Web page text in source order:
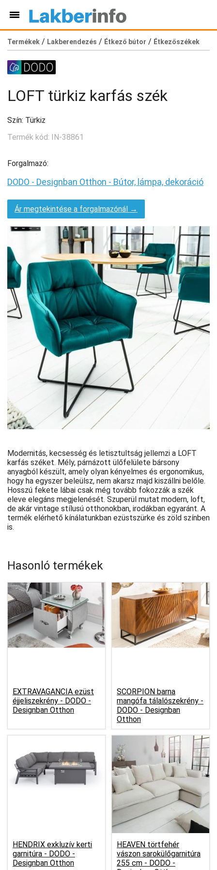
Termékek / Lakberendezés / Étkező bútor / Étkezőszékek
LOFT türkiz karfás szék
Szín: Türkiz
Termék kód: IN-38861
Forgalmazó:
DODO - Designban Otthon - Bútor, lámpa, dekoráció
Ár megtekintése a forgalmazónál →
Modernitás, kecsesség és letisztultság jellemzi a LOFT
karfás széket. Mély, párnázott ülőfelülete bársony
anyagból készült, amely olyan kényelmes és ergonomikus,
hogy ha egyszer beleülsz, nem akarsz majd kiszállni belőle.
Hosszú fekete lábai csak még tovább fokozzák a szék
eleve elegáns megjelenését. Szuperül mutat modern, loft,
de akár vintage stílusú otthonokban, irodákban egyaránt. A
termék elérhető kínálatunkban ezüstszürke és zöld színben
is.
Hasonló termékek
EXTRAVAGANCIA ezüst
éjjeliszekrény - DODO -
Designban Otthon
SCORPION barna
mangófa tálalószekrény -
DODO - Designban
Otthon
HENDRIX exkluzív kerti
garnitúra - DODO -
Designban Otthon
HEAVEN törtfehér
vászon sarokülőgarnitúra
255 cm - DODO -